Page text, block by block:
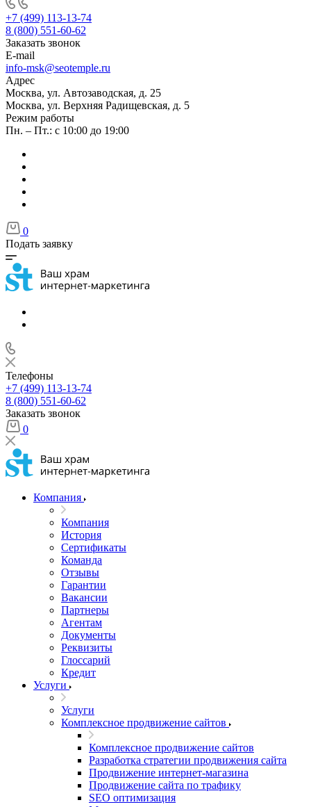
+7 (499) 113-13-74
8 (800) 551-60-62
Заказать звонок
E-mail
info-msk@seotemple.ru
Адрес
Москва, ул. Автозаводская, д. 25
Москва, ул. Верхняя Радищевская, д. 5
Режим работы
Пн. – Пт.: с 10:00 до 19:00
0
Подать заявку
Телефоны
+7 (499) 113-13-74
8 (800) 551-60-62
Заказать звонок
0
Компания
Компания
История
Сертификаты
Команда
Отзывы
Гарантии
Вакансии
Партнеры
Агентам
Документы
Реквизиты
Глоссарий
Кредит
Услуги
Услуги
Комплексное продвижение сайтов
Комплексное продвижение сайтов
Разработка стратегии продвижения сайта
Продвижение интернет-магазина
Продвижение сайта по трафику
SEO оптимизация